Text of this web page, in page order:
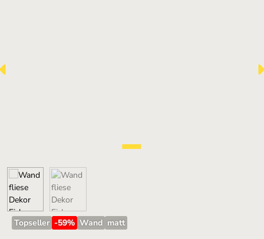
Topseller -59% Wand matt